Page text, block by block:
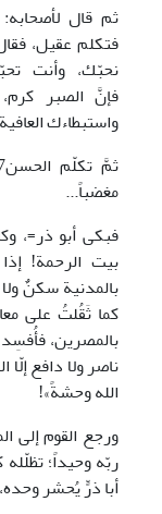
ثم قال
فتكلم عقيل،
نحبّك، وأنت
فإنَّ الصبر
واستبطاءك
مغضباً...
فبكى أبو ذر=،
بالمدنية سكنٌ
كما ثَقُلتُ على
بالمصرين،
ناصر ولا دافع إلّا
الله وحشةً»!
ورجع القوم إلى
أبا ذرٍّ يُحشر